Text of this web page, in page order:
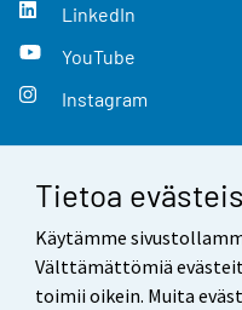
Tietoa
Käytämme
Välttämättömiä
toimii oikein. Muita
LinkedIn
YouTube
Instagram
Yhteystiedot
Palaute
Käyttöehdot